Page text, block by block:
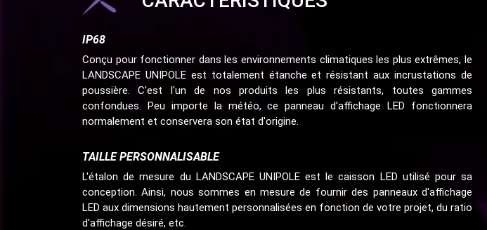
IP68
Conçu pour fonctionner dans les environnements climatiques les plus extrêmes, le
LANDSCAPE UNIPOLE est totalement étanche et résistant aux incrustations de
poussière. C'est l'un de nos produits les plus résistants, toutes gammes
confondues. Peu importe la météo, ce panneau d'affichage LED fonctionnera
normalement et conservera son état d'origine.
TAILLE PERSONNALISABLE
L'étalon de mesure du LANDSCAPE UNIPOLE est le caisson LED utilisé pour sa
conception. Ainsi, nous sommes en mesure de fournir des panneaux d'affichage
LED aux dimensions hautement personnalisées en fonction de votre projet, du ratio
d'affichage désiré, etc.